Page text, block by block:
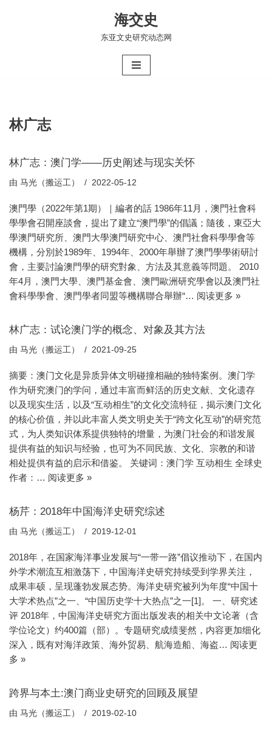
海交史
东亚文史研究动态网
林广志
林广志：澳门学——历史阐述与现实关怀
由 马光（搬运工） 2022-05-12
澳門學（2022年第1期）｜編者的話 1986年11月，澳門社會科
學學會召開座談會，提出了建立“澳門學”的倡議；隨後，東亞大
學澳門研究所、澳門大學澳門研究中心、澳門社會科學學會等
機構，分別於1989年、1994年、2000年舉辦了澳門學學術研討
會，主要討論澳門學的研究對象、方法及其意義等問題。 2010
年4月，澳門大學、澳門基金會、澳門歐洲研究學會以及澳門社
會科學學會、澳門學者同盟等機構聯合舉辦“… 阅读更多 »
林广志：试论澳门学的概念、对象及其方法
由 马光（搬运工） 2021-09-25
摘要：澳门文化是异质异体文明碰撞相融的独特案例。澳门学
作为研究澳门的学问，通过丰富而鲜活的历史文献、文化遗存
以及现实生活，以及“互动相生”的文化交流特征，揭示澳门文化
的核心价值，并以此丰富人类文明史关于“跨文化互动”的研究范
式，为人类知识体系提供独特的增量，为澳门社会的和谐发展
提供有益的知识与经验，也可为不同民族、文化、宗教的和谐
相处提供有益的启示和借鉴。 关键词：澳门学 互动相生 全球史
作者：… 阅读更多 »
杨芹：2018年中国海洋史研究综述
由 马光（搬运工） 2019-12-01
2018年，在国家海洋事业发展与“一带一路”倡议推动下，在国内
外学术潮流互相激荡下，中国海洋史研究持续受到学界关注，
成果丰硕，呈现蓬勃发展态势。海洋史研究被列为年度“中国十
大学术热点”之一、“中国历史学十大热点”之一[1]。 一、研究述
评 2018年，中国海洋史研究方面出版发表的相关中文论著（含
学位论文）约400篇（部）。专题研究成绩斐然，内容更加细化
深入，既有对海洋政策、海外贸易、航海造船、海盗… 阅读更
多 »
跨界与本土:澳门商业史研究的回顾及展望
由 马光（搬运工） 2019-02-10